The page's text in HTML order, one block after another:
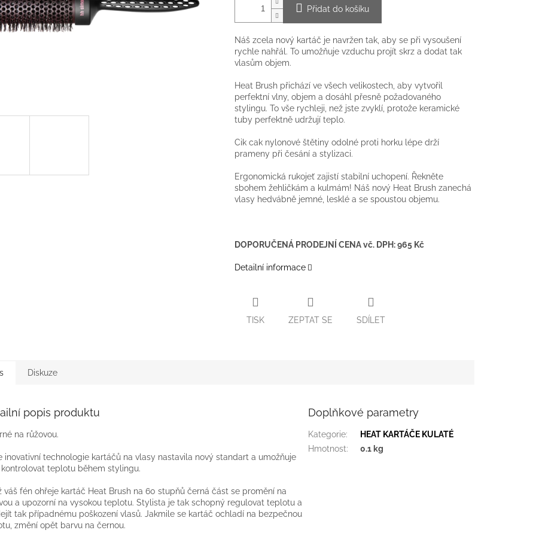
Přidat do košíku
Náš zcela nový kartáč je navržen tak, aby se při vysoušení
rychle nahřál. To umožňuje vzduchu projít skrz a dodat tak
vlasům objem.
Heat Brush přichází ve všech velikostech, aby vytvořil
perfektní vlny, objem a dosáhl přesně požadovaného
stylingu. To vše rychleji, než jste zvyklí, protože keramické
tuby perfektně udržují teplo.
Cik cak nylonové štětiny odolné proti horku lépe drží
prameny při česání a stylizaci.
Ergonomická rukojeť zajistí stabilní uchopení. Řekněte
sbohem žehličkám a kulmám! Náš nový Heat Brush zanechá
vlasy hedvábně jemné, lesklé a se spoustou objemu.
DOPORUČENÁ PRODEJNÍ CENA vč. DPH:965 Kč
Detailní informace
TISK ZEPTAT SE SDÍLET
Diskuze
popis produktu
na růžovou.
inovativní technologie kartáčů na vlasy nastavila nový standart a umožňuje
teplotu během stylingu.
váš fén ohřeje kartáč Heat Brush na 60 stupňů černá část se promění na
a upozorní na vysokou teplotu. Stylista je tak schopný regulovat teplotu a
tak případnému poškození vlasů. Jakmile se kartáč ochladí na bezpečnou
změní opět barvu na černou.
Doplňkové parametry
Kategorie:
HEAT KARTÁČE KULATÉ
Hmotnost: 0.1 kg